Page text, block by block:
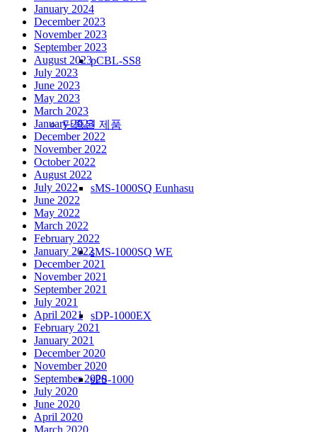
pCBL-SS8
단종된 제품
sMS-1000SQ Eunhasu
sMS-1000SQ WE
sDP-1000EX
sPS-1000
January 2024
December 2023
November 2023
September 2023
August 2023
July 2023
June 2023
May 2023
March 2023
January 2023
December 2022
November 2022
October 2022
August 2022
July 2022
June 2022
May 2022
March 2022
February 2022
January 2022
December 2021
November 2021
September 2021
July 2021
April 2021
February 2021
January 2021
December 2020
November 2020
September 2020
July 2020
June 2020
April 2020
March 2020